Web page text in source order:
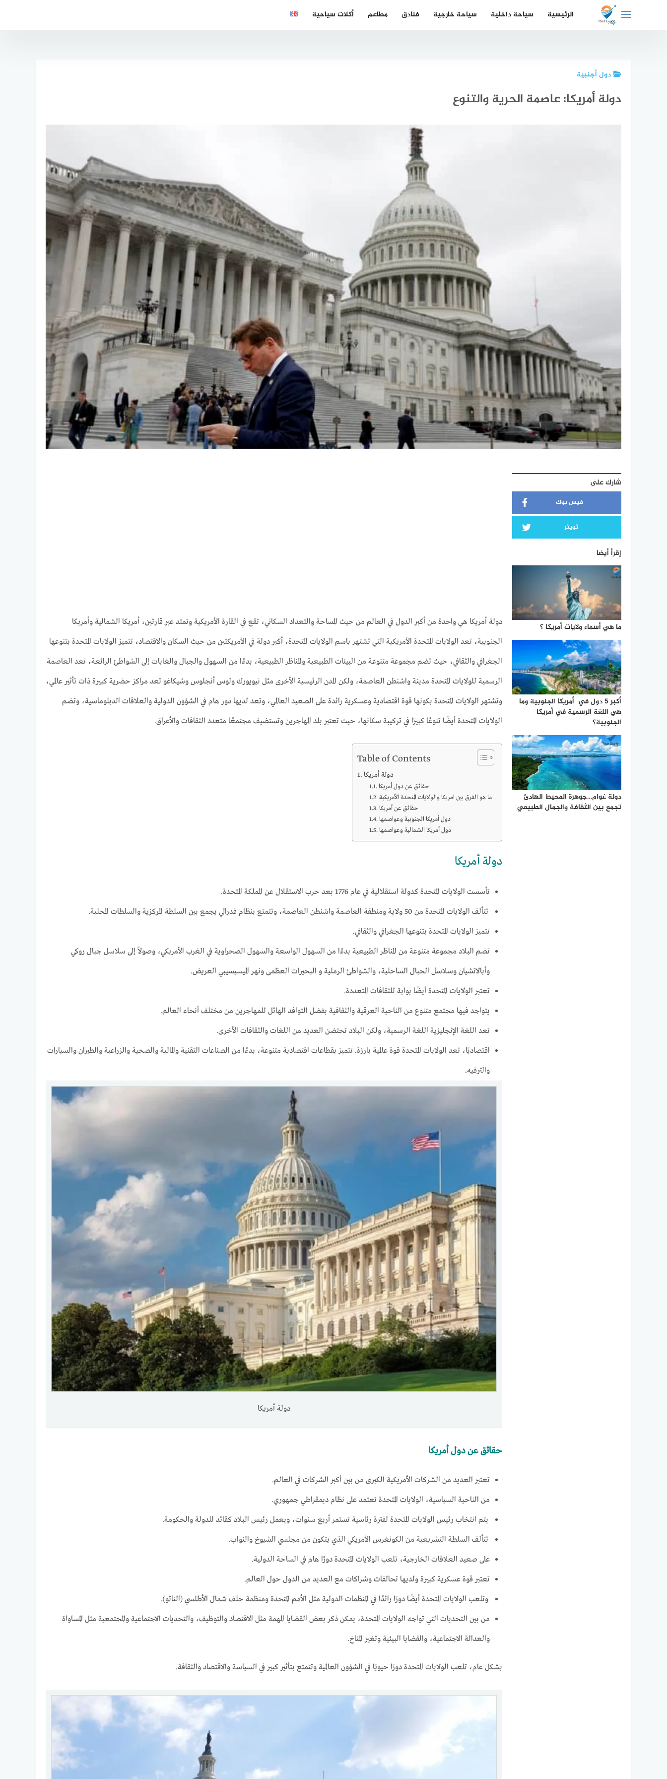
الرئيسية سياحة داخلية سياحة خارجية فنادق مطاعم أكلات سياحية
دول أجنبية
دولة أمريكا: عاصمة الحرية والتنوع
شارك على
فيس بوك
تويتر
إقرأ أيضا
ما هي أسماء ولايات أمريكا ؟
أكبر 5 دول في أمريكا الجنوبية وما
هي اللغة الرسمية في أمريكا
الجنوبية؟
دولة غوام…جوهرة المحيط الهادئ
تجمع بين الثقافة والجمال الطبيعي
دولة أمريكا هي واحدة من أكبر الدول في العالم من حيث المساحة والتعداد السكاني، تقع في القارة الأمريكية وتمتد عبر قارتين، أمريكا الشمالية وأمريكا
الجنوبية، تعد الولايات المتحدة الأمريكية التي تشتهر باسم الولايات المتحدة، أكبر دولة في الأمريكتين من حيث السكان والاقتصاد، تتميز الولايات المتحدة بتنوعها
الجغرافي والثقافي، حيث تضم مجموعة متنوعة من البيئات الطبيعية والمناظر الطبيعية، بدءًا من السهول والجبال والغابات إلى الشواطئ الرائعة، تعد العاصمة
الرسمية للولايات المتحدة مدينة واشنطن العاصمة، ولكن المدن الرئيسية الأخرى مثل نيويورك ولوس أنجلوس وشيكاغو تعد مراكز حضرية كبيرة ذات تأثير عالمي،
وتشتهر الولايات المتحدة بكونها قوة اقتصادية وعسكرية رائدة على الصعيد العالمي، وتعد لديها دور هام في الشؤون الدولية والعلاقات الدبلوماسية، وتضم
الولايات المتحدة أيضًا تنوعًا كبيرًا في تركيبة سكانها، حيث تعتبر بلد المهاجرين وتستضيف مجتمعًا متعدد الثقافات والأعراق.
Table of Contents
دولة أمريكا
حقائق عن دول أمريكا
ما هو الفرق بين امريكا والولايات المتحدة الأمريكية
دول أمريكا الجنوبية وعواصمها
دول أمريكا الشمالية وعواصمها
دولة أمريكا
تأسست الولايات المتحدة كدولة استقلالية في عام 1776 بعد حرب الاستقلال عن المملكة المتحدة.
تتألف الولايات المتحدة من 50 ولاية ومنطقة العاصمة واشنطن العاصمة، وتتمتع بنظام فدرالي يجمع بين السلطة المركزية والسلطات المحلية.
تتميز الولايات المتحدة بتنوعها الجغرافي والثقافي.
تضم البلاد مجموعة متنوعة من المناظر الطبيعية بدءًا من السهول الواسعة والسهول الصحراوية في الغرب الأمريكي، وصولاً إلى سلاسل جبال روكي
وأبالاتشيان وسلاسل الجبال الساحلية، والشواطئ الرملية و البحيرات العظمى ونهر الميسيسيبي العريض.
تعتبر الولايات المتحدة أيضًا بوابة للثقافات المتعددة.
يتواجد فيها مجتمع متنوع من الناحية العرقية والثقافية بفضل التوافد الهائل للمهاجرين من مختلف أنحاء العالم.
تعد اللغة الإنجليزية اللغة الرسمية، ولكن البلاد تحتضن العديد من اللغات والثقافات الأخرى.
اقتصاديًا، تعد الولايات المتحدة قوة عالمية بارزة. تتميز بقطاعات اقتصادية متنوعة، بدءًا من الصناعات التقنية والمالية والصحية والزراعية والطيران والسيارات
والترفيه.
دولة أمريكا
حقائق عن دول أمريكا
تعتبر العديد من الشركات الأمريكية الكبرى من بين أكبر الشركات في العالم.
من الناحية السياسية، الولايات المتحدة تعتمد على نظام ديمقراطي جمهوري.
يتم انتخاب رئيس الولايات المتحدة لفترة رئاسية تستمر أربع سنوات، ويعمل رئيس البلاد كقائد للدولة والحكومة.
تتألف السلطة التشريعية من الكونغرس الأمريكي الذي يتكون من مجلسي الشيوخ والنواب.
على صعيد العلاقات الخارجية، تلعب الولايات المتحدة دورًا هام في الساحة الدولية.
تعتبر قوة عسكرية كبيرة ولديها تحالفات وشراكات مع العديد من الدول حول العالم.
وتلعب الولايات المتحدة أيضًا دورًا رائدًا في المنظمات الدولية مثل الأمم المتحدة ومنظمة حلف شمال الأطلسي (الناتو).
من بين التحديات التي تواجه الولايات المتحدة، يمكن ذكر بعض القضايا المهمة مثل الاقتصاد والتوظيف، والتحديات الاجتماعية والمجتمعية مثل المساواة
والعدالة الاجتماعية، والقضايا البيئية وتغير المناخ.
بشكل عام، تلعب الولايات المتحدة دورًا حيويًا في الشؤون العالمية وتتمتع بتأثير كبير في السياسة والاقتصاد والثقافة.